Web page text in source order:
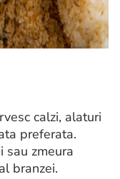
calzi, alaturi
preferata.
sau zmeura
branzei.